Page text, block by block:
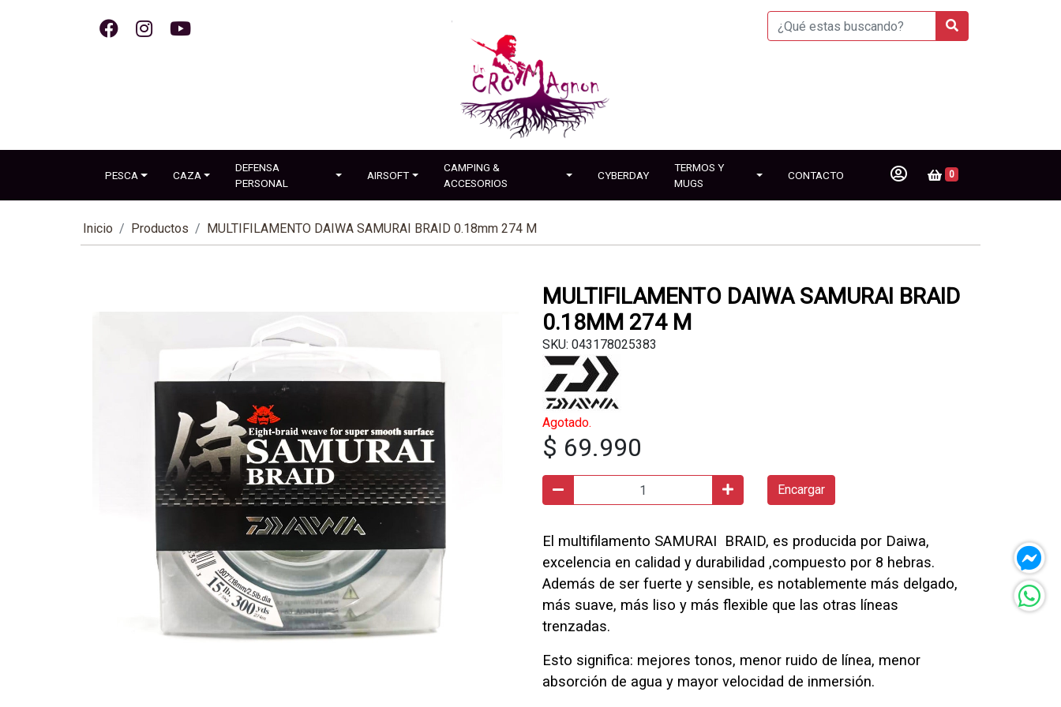
PESCA CAZA
DEFENSA
PERSONAL
AIRSOFT
CAMPING &
ACCESORIOS
CYBERDAY
TERMOS Y
MUGS
CONTACTO 0
Inicio Productos MULTIFILAMENTO DAIWA SAMURAI BRAID 0.18mm 274 M
MULTIFILAMENTO DAIWA SAMURAI BRAID
0.18MM 274 M
SKU: 043178025383
Agotado.
$ 69.990
Encargar
El multifilamento SAMURAI BRAID, es producida por Daiwa,
excelencia en calidad y durabilidad ,compuesto por 8 hebras.
Además de ser fuerte y sensible, es notablemente más delgado,
más suave, más liso y más flexible que las otras líneas
trenzadas.
Esto significa: mejores tonos, menor ruido de línea, menor
absorción de agua y mayor velocidad de inmersión.